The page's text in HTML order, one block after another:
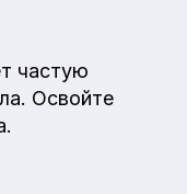
частую
Освойте